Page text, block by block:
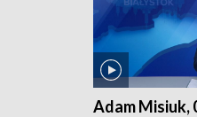
Adam Misiuk,